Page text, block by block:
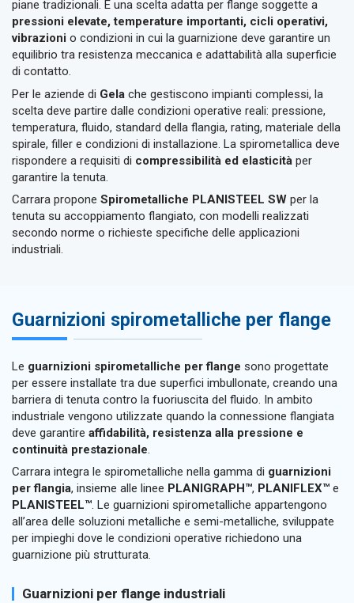
piane tradizionali. È una scelta adatta per flange soggette a
pressioni elevate, temperature importanti, cicli operativi,
vibrazioni o condizioni in cui la guarnizione deve garantire un
equilibrio tra resistenza meccanica e adattabilità alla superficie
di contatto.
Per le aziende di Gela che gestiscono impianti complessi, la
scelta deve partire dalle condizioni operative reali: pressione,
temperatura, fluido, standard della flangia, rating, materiale della
spirale, filler e condizioni di installazione. La spirometallica deve
rispondere a requisiti di compressibilità ed elasticità per
garantire la tenuta.
Carrara propone Spirometalliche PLANISTEEL SW per la
tenuta su accoppiamento flangiato, con modelli realizzati
secondo norme o richieste specifiche delle applicazioni
industriali.
Guarnizioni spirometalliche per flange
Le guarnizioni spirometalliche per flange sono progettate
per essere installate tra due superfici imbullonate, creando una
barriera di tenuta contro la fuoriuscita del fluido. In ambito
industriale vengono utilizzate quando la connessione flangiata
deve garantire affidabilità, resistenza alla pressione e
continuità prestazionale.
Carrara integra le spirometalliche nella gamma di guarnizioni
per flangia, insieme alle linee PLANIGRAPH™, PLANIFLEX™ e
PLANISTEEL™. Le guarnizioni spirometalliche appartengono
all’area delle soluzioni metalliche e semi-metalliche, sviluppate
per impieghi dove le condizioni operative richiedono una
guarnizione più strutturata.
Guarnizioni per flange industriali